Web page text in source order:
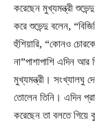
করেছেন মুখ্যমন্ত্রী
করে শুভেন্দু বলেন,
হুঁশিয়ারি, “কোনও
না”পাশাপাশি এদিন
মুখ্যমন্ত্রী। সংখ্যালঘু
তোলেন তিনি। এদিন
করেছেন তা বলতে গিয়ে